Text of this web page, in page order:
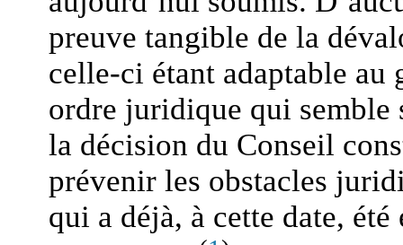
preuve tangible de la
celle-ci étant adaptable au
ordre juridique qui semble
la décision du Conseil
prévenir les obstacles
qui a déjà, à cette date,